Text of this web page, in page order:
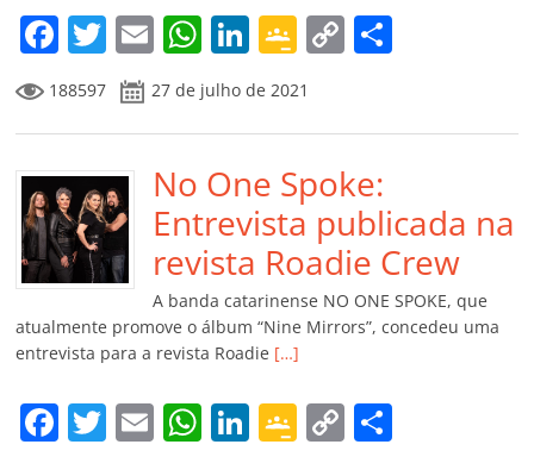
m
F
a
c
e
b
o
o
k
T
w
itt
er
E
m
ai
l
W
h
at
s
A
p
p
Li
n
k
e
dI
n
G
o
o
gl
e
Cl
a
ss
ro
o
m
C
y
Li
n
k
p
til
h
ar
188597 27 de julho de 2021
No One Spoke:
Entrevista publicada na
revista Roadie Crew
A banda catarinense NO ONE SPOKE, que
atualmente promove o álbum “Nine Mirrors”, concedeu uma
entrevista para a revista Roadie […]
F T E W Li G C